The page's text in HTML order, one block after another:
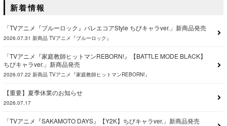
新着情報
「TVアニメ『ブルーロック』バレエコアStyle ちびキャラver.」新商品発売
2026.07.31 新商品 TVアニメ『ブルーロック』
「TVアニメ『家庭教師ヒットマンREBORN!』【BATTLE MODE BLACK】
ちびキャラver.」新商品発売
2026.07.22 新商品 TVアニメ『家庭教師ヒットマンREBORN!』
【重要】夏季休業のお知らせ
2026.07.17
「TVアニメ『SAKAMOTO DAYS』【Y2K】ちびキャラver.」新商品発売